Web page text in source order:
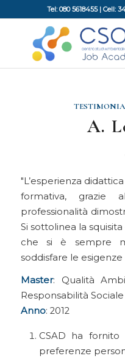
Tel: 080 5618455 | Cell:
A.
L’esperienza
formativa, grazie
professionalità
Si sottolinea la
che si è sempre
soddisfare le
Master: Qualità
Responsabilità Sociale
Anno: 2012
CSAD ha
preferenze